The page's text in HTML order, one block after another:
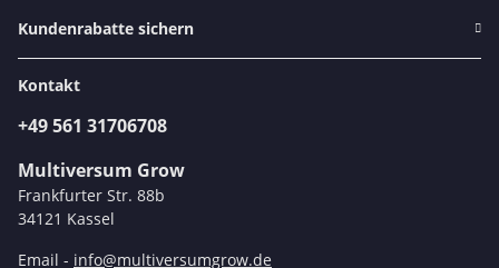
Kundenrabatte sichern
Kontakt
+49 561 31706708
Multiversum Grow
Frankfurter Str. 88b
34121 Kassel
Email - info@multiversumgrow.de